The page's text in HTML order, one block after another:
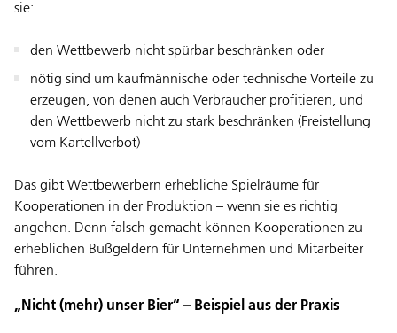
sie:
den Wettbewerb nicht spürbar beschränken oder
nötig sind um kaufmännische oder technische Vorteile zu
erzeugen, von denen auch Verbraucher profitieren, und
den Wettbewerb nicht zu stark beschränken (Freistellung
vom Kartellverbot)
Das gibt Wettbewerbern erhebliche Spielräume für
Kooperationen in der Produktion – wenn sie es richtig
angehen. Denn falsch gemacht können Kooperationen zu
erheblichen Bußgeldern für Unternehmen und Mitarbeiter
führen.
„Nicht (mehr) unser Bier“ – Beispiel aus der Praxis